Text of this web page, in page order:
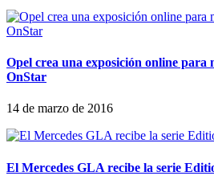
Opel crea una exposición online para
OnStar
14 de marzo de 2016
El Mercedes GLA recibe la serie